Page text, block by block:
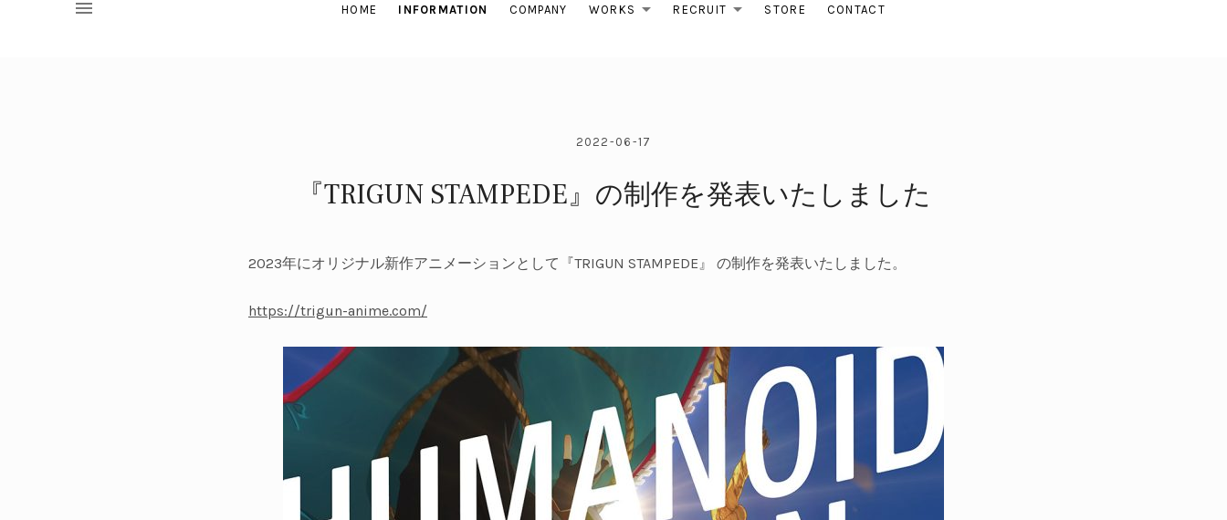
HOME INFORMATION COMPANY WORKS RECRUIT STORE CONTACT
『TRIGUN STAMPEDE』の制作を発表いたしました
2022-06-17
2023年にオリジナル新作アニメーションとして『TRIGUN STAMPEDE』 の制作を発表いたしました。
https://trigun-anime.com/